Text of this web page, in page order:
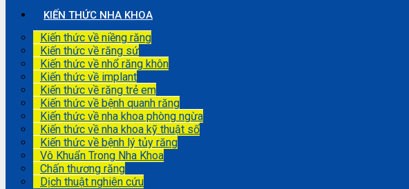
KIẾN THỨC NHA KHOA
Kiến thức về niềng răng
Kiến thức về răng sứ
Kiến thức về nhổ răng khôn
Kiến thức về implant
Kiến thức về răng trẻ em
Kiến thức về bệnh quanh răng
Kiến thức về nha khoa phòng ngừa
Kiến thức về nha khoa kỹ thuật số
Kiến thức về bệnh lý tủy răng
Vô Khuẩn Trong Nha Khoa
Chấn thương răng
Dịch thuật nghiên cứu